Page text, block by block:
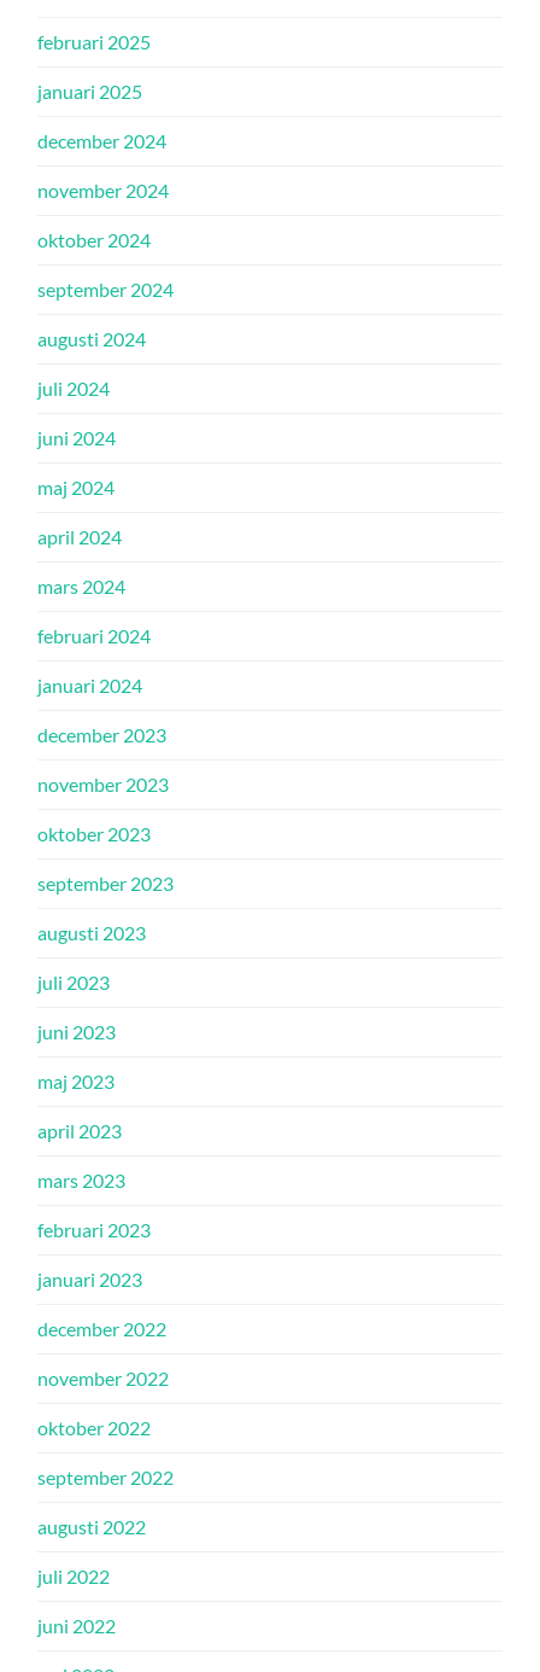
februari 2025
januari 2025
december 2024
november 2024
oktober 2024
september 2024
augusti 2024
juli 2024
juni 2024
maj 2024
april 2024
mars 2024
februari 2024
januari 2024
december 2023
november 2023
oktober 2023
september 2023
augusti 2023
juli 2023
juni 2023
maj 2023
april 2023
mars 2023
februari 2023
januari 2023
december 2022
november 2022
oktober 2022
september 2022
augusti 2022
juli 2022
juni 2022